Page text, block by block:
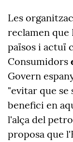
Les
reclamen que
països i actuï
Consumidors
Govern
"evitar que se
benefici en
l'alça del
proposa que